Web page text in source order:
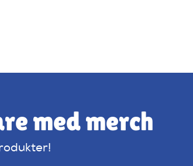
med merch